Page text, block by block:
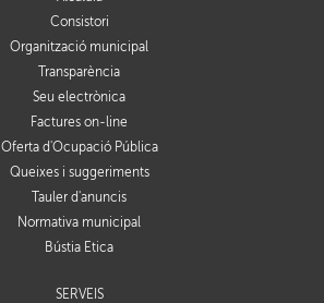
Consistori
Organització municipal
Transparència
Seu electrònica
Factures on-line
Oferta d'Ocupació Pública
Queixes i suggeriments
Tauler d'anuncis
Normativa municipal
Bústia Ètica
SERVEIS